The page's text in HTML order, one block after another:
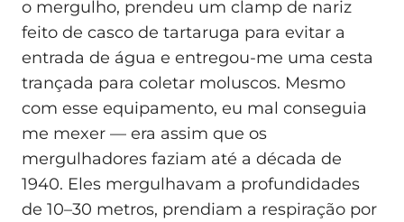
o mergulho, prendeu um clamp de nariz
feito de casco de tartaruga para evitar a
entrada de água e entregou-me uma cesta
trançada para coletar moluscos. Mesmo
com esse equipamento, eu mal conseguia
me mexer — era assim que os
mergulhadores faziam até a década de
1940. Eles mergulhavam a profundidades
de 10–30 metros, prendiam a respiração por